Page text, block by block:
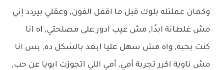
وكمان عملتله بلوك قبل ما اقفل الفون, وعقلي بيردد إني
مش غلطانة ابدًا, مش عيب ادور على مصلحتي, اه انا
كنت بحبه, واه مش سهل عليا ابعد بالشكل ده, بس انا
مش ناوية اكرر تجربة أمي, أمي اللي اتجوزت ابويا عن حب,